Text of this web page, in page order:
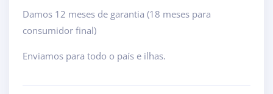
Damos 12 meses de garantia (18 meses para
consumidor final)
Enviamos para todo o país e ilhas.